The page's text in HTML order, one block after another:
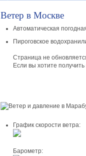
Ветер в Москве
Автоматическая
Пироговское
Страница не
Если вы хотите
График скорости ветра:
Барометр: